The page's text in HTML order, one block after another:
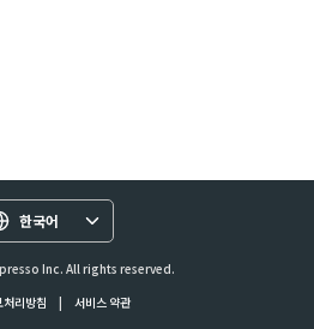
한국어
Inc. All rights reserved.
리방침
| 서비스 약관